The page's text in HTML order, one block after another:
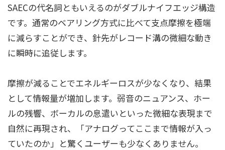
SAECの代名詞ともいえるのがダブルナイフエッジ構造
です。通常のベアリング方式に比べて支点摩擦を極端
に減らすことができ、針先がレコード溝の微細な動き
に瞬時に追従します。
摩擦が減ることでエネルギーロスが少なくなり、結果
として情報量が増加します。弱音のニュアンス、ホー
ルの残響、ボーカルの息遣いといった微細な表現まで
自然に再現され、「アナログってここまで情報が入っ
ていたのか」と驚くユーザーも少なくありません。